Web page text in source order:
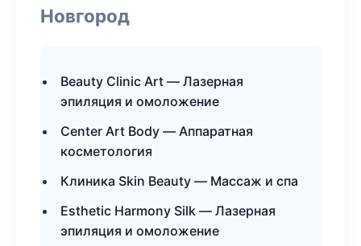
Новгород
Beauty Clinic Art — Лазерная
эпиляция и омоложение
Center Art Body — Аппаратная
косметология
Клиника Skin Beauty — Массаж и спа
Esthetic Harmony Silk — Лазерная
эпиляция и омоложение